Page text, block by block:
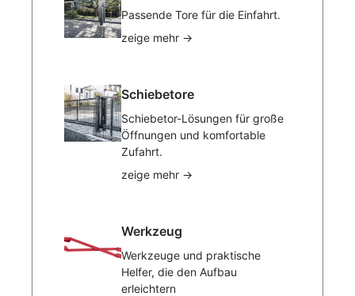
Passende Tore für die Einfahrt.
zeige mehr →
Schiebetore
Schiebetor-Lösungen für große
Öffnungen und komfortable
Zufahrt.
zeige mehr →
Werkzeug
Werkzeuge und praktische
Helfer, die den Aufbau
erleichtern